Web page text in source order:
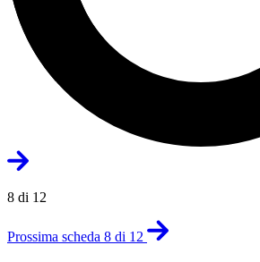
8 di 12
Prossima scheda 8 di 12